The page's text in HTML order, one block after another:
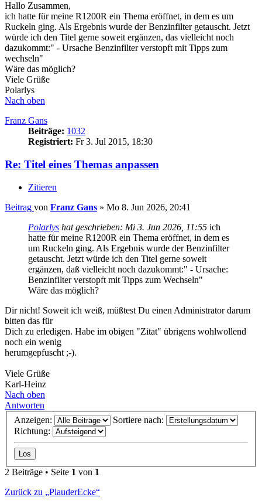
Hallo Zusammen,
ich hatte für meine R1200R ein Thema eröffnet, in dem es um
Ruckeln ging. Als Ergebnis wurde der Benzinfilter getauscht. Jetzt
würde ich den Titel gerne soweit ergänzen, das vielleicht noch
dazukommt:" - Ursache Benzinfilter verstopft mit Tipps zum
wechseln"
Wäre das möglich?
Viele Grüße
Polarlys
Nach oben
Franz Gans
Beiträge: 1032
Registriert: Fr 3. Jul 2015, 18:30
Re: Titel eines Themas anpassen
Zitieren
Beitrag von Franz Gans » Mo 8. Jun 2026, 20:41
Polarlys hat geschrieben: Mi 3. Jun 2026, 11:55 ich
hatte für meine R1200R ein Thema eröffnet, in dem es
um Ruckeln ging. Als Ergebnis wurde der Benzinfilter
getauscht. Jetzt würde ich den Titel gerne soweit
ergänzen, daß vielleicht noch dazukommt:" - Ursache:
Benzinfilter verstopft mit Tipps zum Wechseln"
Wäre das möglich?
Dir nicht! Soweit ich weiß, müßtest Du einen Administrator darum
bitten das für
Dich zu erledigen. Habe im obigen "Zitat" übrigens wohlwollend
noch ein wenig
herumgepfuscht ;-).
Viele Grüße
Karl-Heinz
Nach oben
Antworten
Anzeigen:
Sortiere nach:
Richtung:
2 Beiträge • Seite 1 von 1
Zurück zu „PlauderEcke“